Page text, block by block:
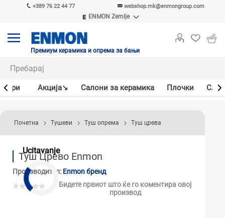
+389 76 22 44 77 webshop.mk@enmongroup.com
ENMON Zemlje
ENMON MKD
Премиум керамика и опрема за бањи
Акцијa↘ Салони за керамика Плочки
Ucitavanje
Почетна Тушеви Туш опрема Туш црева
Туш Црево Enmon
Производител: Enmon бренд
Бидете првиот што ќе го коментира овој
производ